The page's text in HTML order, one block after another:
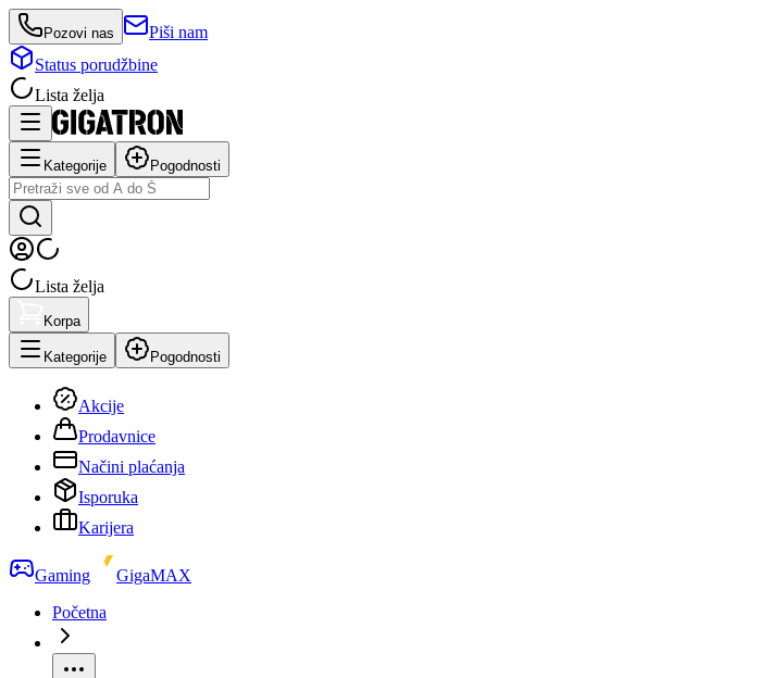
Pozovi nas
Piši nam
Status porudžbine
Lista želja
Kategorije Pogodnosti
Lista želja
Korpa
Kategorije Pogodnosti
Akcije
Prodavnice
Načini plaćanja
Isporuka
Karijera
Gaming
GigaMAX
Početna